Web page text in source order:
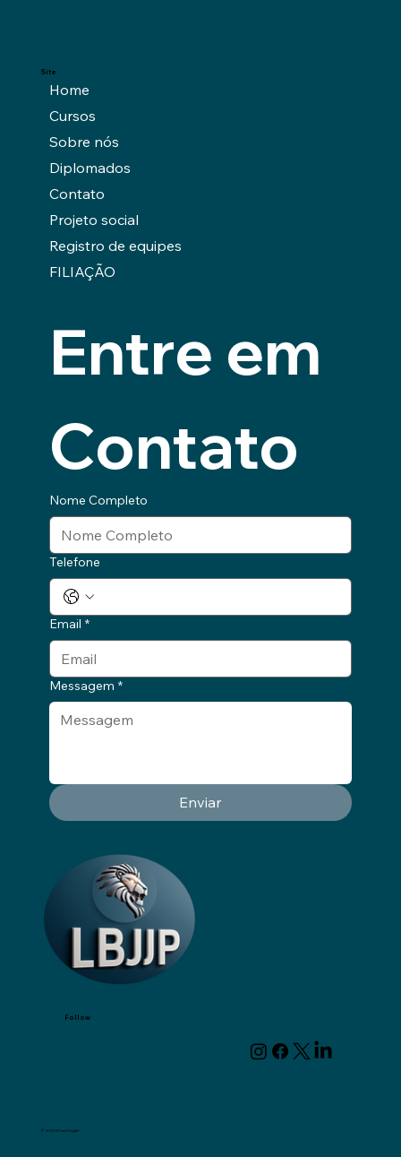
Site
Home
Cursos
Sobre nós
Diplomados
Contato
Projeto social
Registro de equipes
FILIAÇÃO
Follow
Entre em
Contato
Nome Completo
Telefone
Email *
Messagem *
Enviar
© 2024 Wizart Digital